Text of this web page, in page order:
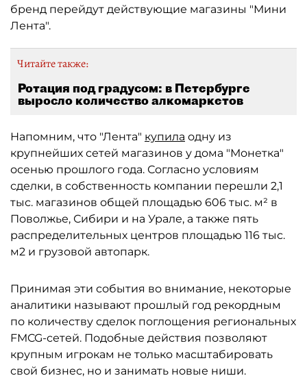
бренд перейдут действующие магазины "Мини
Лента".
Читайте также:
Ротация под градусом: в Петербурге
выросло количество алкомаркетов
Напомним, что "Лента" купила одну из
крупнейших сетей магазинов у дома "Монетка"
осенью прошлого года. Согласно условиям
сделки, в собственность компании перешли 2,1
тыс. магазинов общей площадью 606 тыс. м² в
Поволжье, Сибири и на Урале, а также пять
распределительных центров площадью 116 тыс.
м2 и грузовой автопарк.
Принимая эти события во внимание, некоторые
аналитики называют прошлый год рекордным
по количеству сделок поглощения региональных
FMCG-сетей. Подобные действия позволяют
крупным игрокам не только масштабировать
свой бизнес, но и занимать новые ниши.